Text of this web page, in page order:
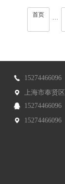
首页
···
15274466096
上海市奉贤区
15274466096
15274466096